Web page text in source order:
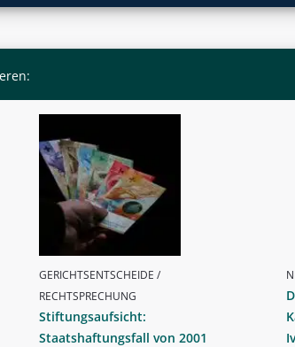
GERICHTSENTSCHEIDE /
RECHTSPRECHUNG
Stiftungsaufsicht:
Staatshaftungsfall von 2001